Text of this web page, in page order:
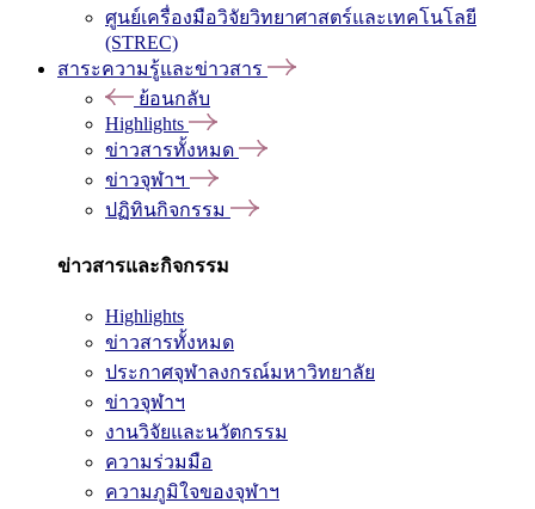
ศูนย์เครื่องมือวิจัยวิทยาศาสตร์และเทคโนโลยี
(STREC)
สาระความรู้และข่าวสาร
ย้อนกลับ
Highlights
ข่าวสารทั้งหมด
ข่าวจุฬาฯ
ปฏิทินกิจกรรม
ข่าวสารและกิจกรรม
Highlights
ข่าวสารทั้งหมด
ประกาศจุฬาลงกรณ์มหาวิทยาลัย
ข่าวจุฬาฯ
งานวิจัยและนวัตกรรม
ความร่วมมือ
ความภูมิใจของจุฬาฯ